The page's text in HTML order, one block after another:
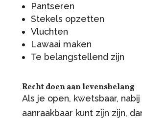
Pantseren
Stekels opzetten
Vluchten
Lawaai maken
Te belangstellend zijn
Recht doen aan levensbelang
Als je open, kwetsbaar, nabij
aanraakbaar kunt zijn zijn,